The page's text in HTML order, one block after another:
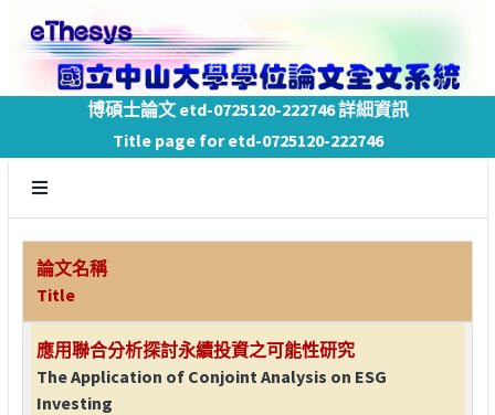
博碩士論文 etd-0725120-222746 詳細資訊
Title page for etd-0725120-222746
論文名稱
Title
應用聯合分析探討永續投資之可能性研究
The Application of Conjoint Analysis on ESG
Investing